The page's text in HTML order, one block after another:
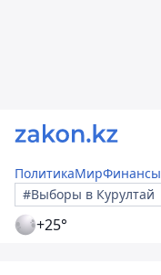
ПолитикаМирФинансы
#Выборы в Курултай
+25°